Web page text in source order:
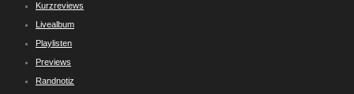
Kurzreviews
Livealbum
Playlisten
Previews
Randnotiz